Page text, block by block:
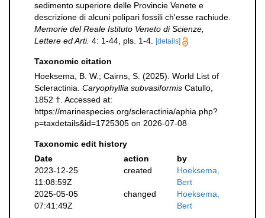
sedimento superiore delle Provincie Venete e
descrizione di alcuni polipari fossili ch'esse rachiude.
Memorie del Reale Istituto Veneto di Scienze,
Lettere ed Arti. 4: 1-44, pls. 1-4. [details]
Taxonomic citation
Hoeksema, B. W.; Cairns, S. (2025). World List of
Scleractinia. Caryophyllia subvasiformis Catullo,
1852 †. Accessed at:
https://marinespecies.org/scleractinia/aphia.php?
p=taxdetails&id=1725305 on 2026-07-08
Taxonomic edit history
Date
action
by
2023-12-25
11:08:59Z
created
Hoeksema,
Bert
2025-05-05
07:41:49Z
changed
Hoeksema,
Bert